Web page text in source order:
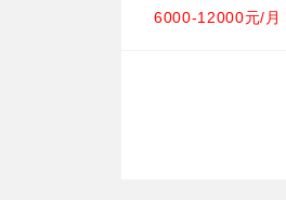
6000-12000元/月